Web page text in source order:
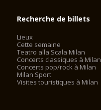
Recherche de billets
Lieux
Cette semaine
Teatro alla Scala Milan
Concerts classiques à Milan
Concerts pop/rock à Milan
Milan Sport
Visites touristiques à Milan